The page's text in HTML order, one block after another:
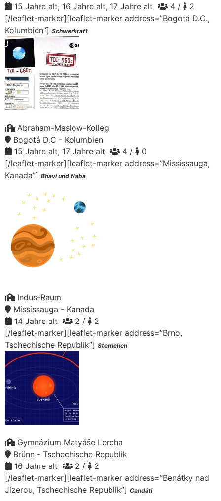
15 Jahre alt, 16 Jahre alt, 17 Jahre alt
4 /
2
[/leaflet-marker][leaflet-marker address=”Bogotá D.C.,
Kolumbien”] Schwerkraft
Abraham-Maslow-Kolleg
Bogotá D.C - Kolumbien
15 Jahre alt, 17 Jahre alt
4 /
0
[/leaflet-marker][leaflet-marker address=”Mississauga,
Kanada”] Bhavi und Naba
Indus-Raum
Mississauga - Kanada
14 Jahre alt
2 /
2
[/leaflet-marker][leaflet-marker address=”Brno,
Tschechische Republik”] Sternchen
Gymnázium Matyáše Lercha
Brünn - Tschechische Republik
16 Jahre alt
2 /
2
[/leaflet-marker][leaflet-marker address=”Benátky nad
Jizerou, Tschechische Republik”] Candáti